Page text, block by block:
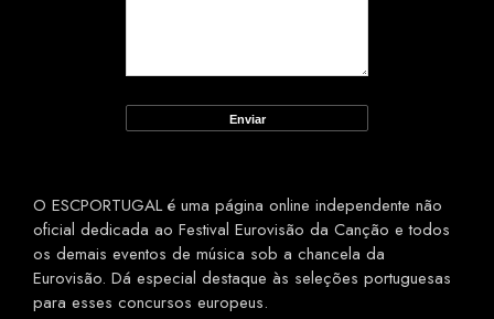
O ESCPORTUGAL é uma página online independente não
oficial dedicada ao Festival Eurovisão da Canção e todos
os demais eventos de música sob a chancela da
Eurovisão. Dá especial destaque às seleções portuguesas
para esses concursos europeus.